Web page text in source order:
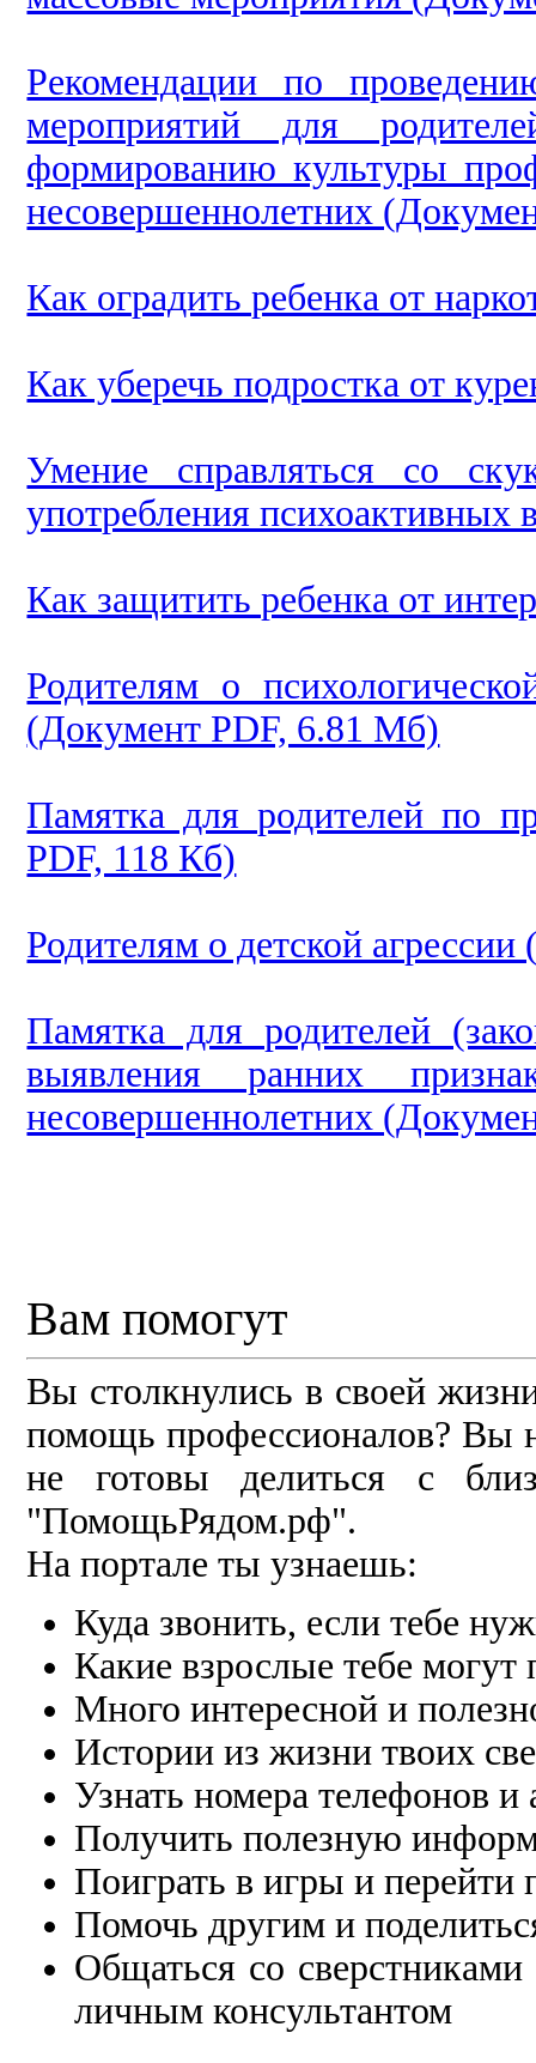
Рекомендации по
мероприятий для
формированию культуры
несовершеннолетних
Как оградить ребенка от
Как уберечь подростка от
Умение справляться со
употребления
Как защитить ребенка от
Родителям о
(Документ PDF, 6.81 Мб)
Памятка для родителей по
PDF, 118 Кб)
Родителям о детской
Памятка для родителей
выявления ранних
несовершеннолетних
Вам помогут
Вы столкнулись в своей
помощь профессионалов? Вы
не готовы делиться с
"ПомощьРядом.рф".
На портале ты узнаешь:
Куда звонить, если тебе
Какие взрослые тебе могут
Много интересной и
Истории из жизни твоих
Узнать номера телефонов и
Получить полезную
Поиграть в игры и
Помочь другим и
Общаться со
личным консультантом